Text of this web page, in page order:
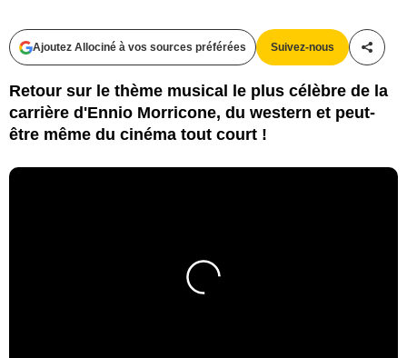
Ajoutez Allociné à vos sources préférées Suivez-nous
Retour sur le thème musical le plus célèbre de la
carrière d'Ennio Morricone, du western et peut-
être même du cinéma tout court !